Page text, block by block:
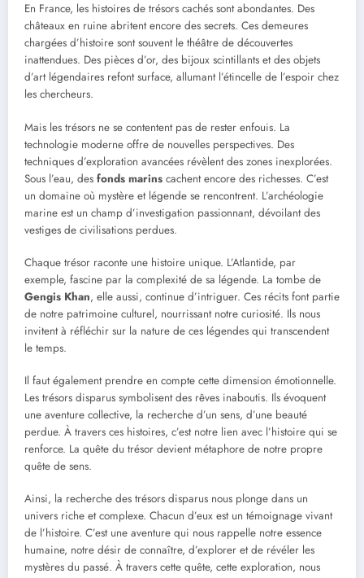
En France, les histoires de trésors cachés sont abondantes. Des
châteaux en ruine abritent encore des secrets. Ces demeures
chargées d’histoire sont souvent le théâtre de découvertes
inattendues. Des pièces d’or, des bijoux scintillants et des objets
d’art légendaires refont surface, allumant l’étincelle de l’espoir chez
les chercheurs.
Mais les trésors ne se contentent pas de rester enfouis. La
technologie moderne offre de nouvelles perspectives. Des
techniques d’exploration avancées révèlent des zones inexplorées.
Sous l’eau, des fonds marins cachent encore des richesses. C’est
un domaine où mystère et légende se rencontrent. L’archéologie
marine est un champ d’investigation passionnant, dévoilant des
vestiges de civilisations perdues.
Chaque trésor raconte une histoire unique. L’Atlantide, par
exemple, fascine par la complexité de sa légende. La tombe de
Gengis Khan, elle aussi, continue d’intriguer. Ces récits font partie
de notre patrimoine culturel, nourrissant notre curiosité. Ils nous
invitent à réfléchir sur la nature de ces légendes qui transcendent
le temps.
Il faut également prendre en compte cette dimension émotionnelle.
Les trésors disparus symbolisent des rêves inaboutis. Ils évoquent
une aventure collective, la recherche d’un sens, d’une beauté
perdue. À travers ces histoires, c’est notre lien avec l’histoire qui se
renforce. La quête du trésor devient métaphore de notre propre
quête de sens.
Ainsi, la recherche des trésors disparus nous plonge dans un
univers riche et complexe. Chacun d’eux est un témoignage vivant
de l’histoire. C’est une aventure qui nous rappelle notre essence
humaine, notre désir de connaître, d’explorer et de révéler les
mystères du passé. À travers cette quête, cette exploration, nous